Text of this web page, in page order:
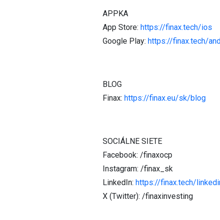
APPKA
App Store: https://finax.tech/ios
Google Play: https://finax.tech/
BLOG
Finax: https://finax.eu/sk/blog
SOCIÁLNE SIETE
Facebook: /finaxocp
Instagram: /finax_sk
LinkedIn: https://finax.tech/
X (Twitter): /finaxinvesting